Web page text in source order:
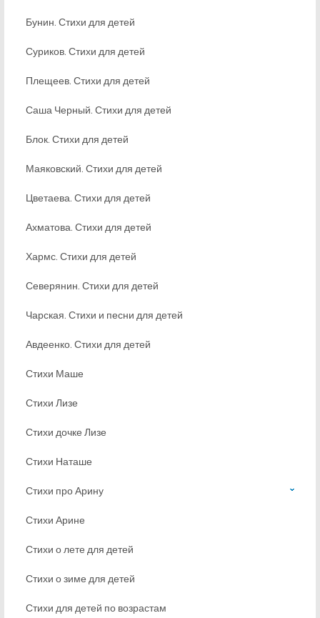
Бунин. Стихи для детей
Суриков. Стихи для детей
Плещеев. Стихи для детей
Саша Черный. Стихи для детей
Блок. Стихи для детей
Маяковский. Стихи для детей
Цветаева. Стихи для детей
Ахматова. Стихи для детей
Хармс. Стихи для детей
Северянин. Стихи для детей
Чарская. Стихи и песни для детей
Авдеенко. Стихи для детей
Стихи Маше
Стихи Лизе
Стихи дочке Лизе
Стихи Наташе
Стихи про Арину
Стихи Арине
Стихи о лете для детей
Стихи о зиме для детей
Стихи для детей по возрастам